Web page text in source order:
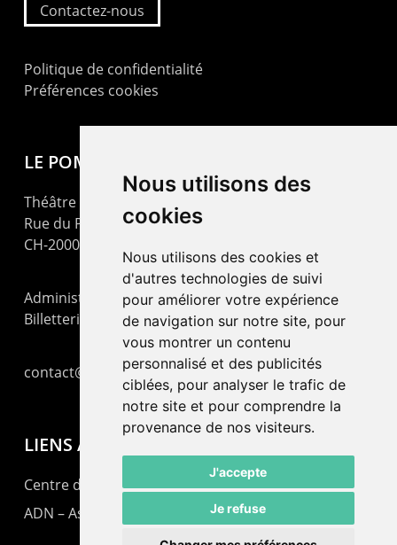
Nous utilisons des
cookies
Nous utilisons des cookies et
d'autres technologies de suivi
pour améliorer votre expérience
de navigation sur notre site, pour
vous montrer un contenu
personnalisé et des publicités
ciblées, pour analyser le trafic de
notre site et pour comprendre la
provenance de nos visiteurs.
J'accepte
Je refuse
Contactez-nous
Politique de confidentialité
Préférences cookies
LE POMMIER
Théâtre – Centre Culturel Neuchâtelois
Rue du Pommier 9
CH-2000 Neuchâtel
Administration : +41 32 725 03 03
Billetterie : +41 32 725 05 05
contact@lepommier.ch
LIENS AMIS
Centre de culture ABC
ADN – Association Danse Neuchâtel